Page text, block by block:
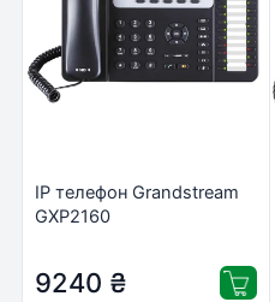
IP телефон Grandstream
GXP2160
9240 ₴